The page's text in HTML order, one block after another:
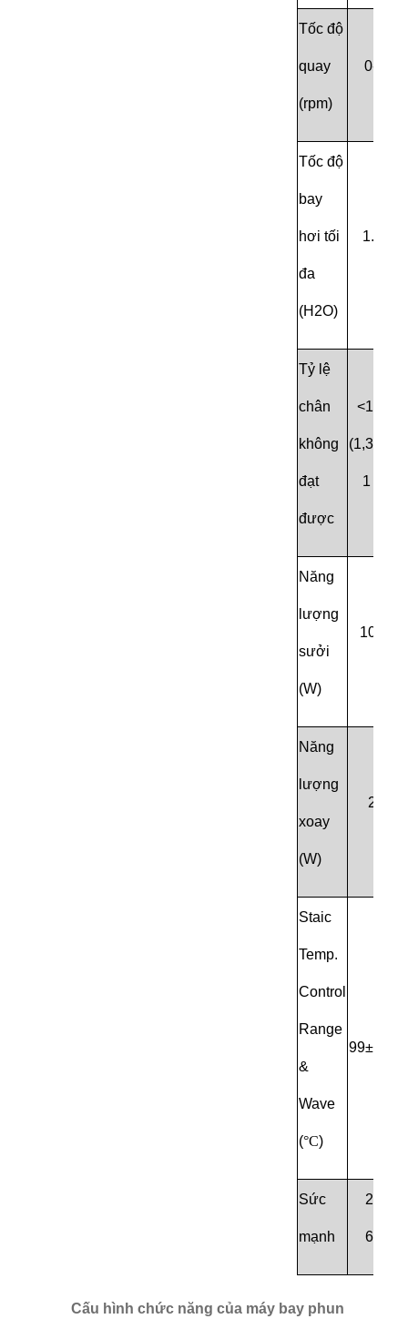
Tốc độ
quay
(rpm)
0-150
Tốc độ
bay
hơi tối
đa
(H2O)
1.2L/h
Tỷ lệ
chân
không
đạt
được
<133Pa
1 Torr)
Năng
lượng
sưởi
(W)
1000W
Năng
lượng
xoay
(W)
25W
Staic
Temp.
Control
Range
&
Wave
(°C)
99±2
Sức
mạnh
220V
60Hz
Cấu hình chức năng của máy bay phun